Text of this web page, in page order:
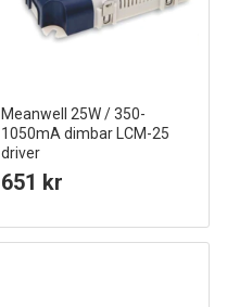
Meanwell 25W / 350-
1050mA dimbar LCM-25
driver
0-10V dimbar, til LED-panel
651 kr